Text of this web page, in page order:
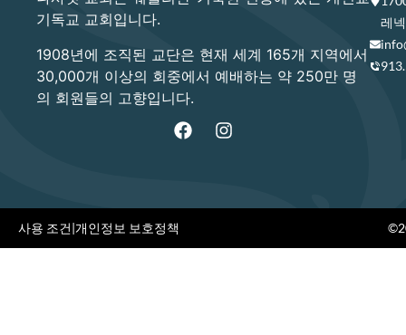
기독교 교회입니다.
1908년에 조직된 교단은 현재 세계 165개 지역에서
30,000개 이상의 회중에서 예배하는 약 250만 명
의 회원들의 고향입니다.
레
사용 조건|개인정보 보호정책